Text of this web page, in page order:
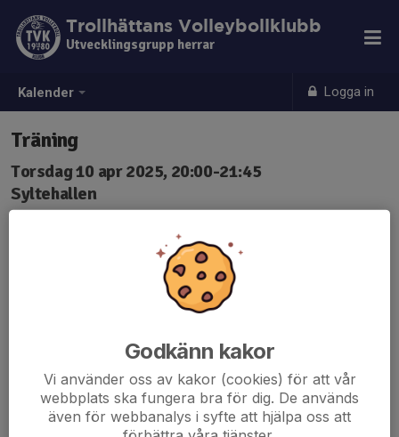
Kalender Logga in
Trollhättans Volleybollklubb
Utvecklingsgrupp herrar
Träning
Torsdag 10 apr 2025, 20:00-21:45
Syltehallen
Godkänn kakor
Vi använder oss av kakor (cookies) för att vår
webbplats ska fungera bra för dig. De används
även för webbanalys i syfte att hjälpa oss att